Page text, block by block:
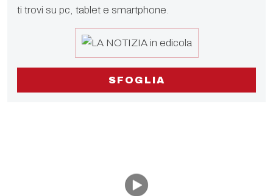
ti trovi su pc, tablet e smartphone.
SFOGLIA